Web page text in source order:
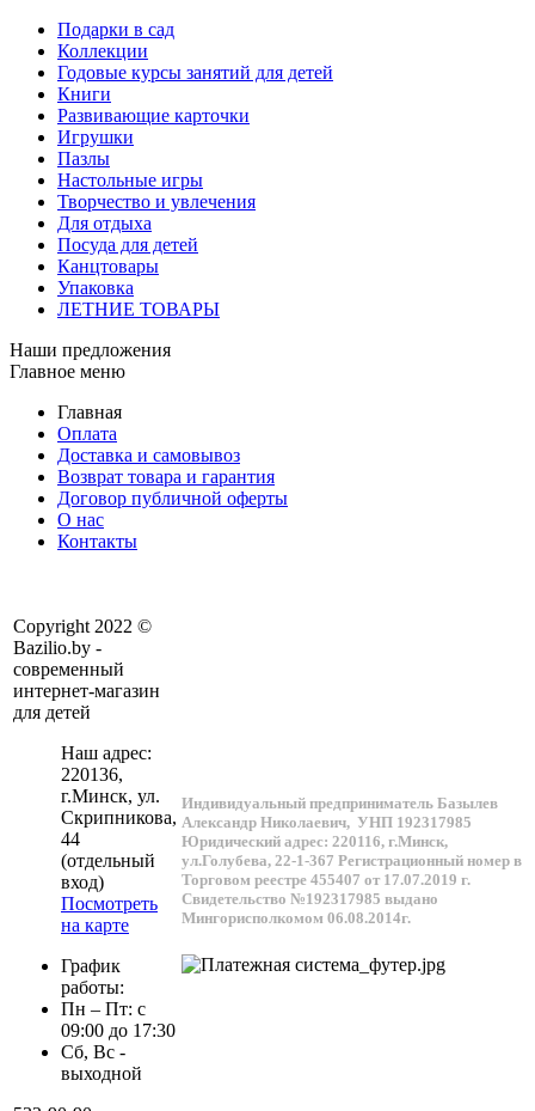
Подарки в сад
Коллекции
Годовые курсы занятий для детей
Книги
Развивающие карточки
Игрушки
Пазлы
Настольные игры
Творчество и увлечения
Для отдыха
Посуда для детей
Канцтовары
Упаковка
ЛЕТНИЕ ТОВАРЫ
Наши предложения
Главное меню
Главная
Оплата
Доставка и самовывоз
Возврат товара и гарантия
Договор публичной оферты
О нас
Контакты
Copyright 2022 ©
Bazilio.by -
современный
интернет-магазин
для детей
Наш адрес:
220136,
г.Минск, ул.
Скрипникова,
44
(отдельный
вход)
Посмотреть
на карте
График
работы:
Пн – Пт: с
09:00 до 17:30
Сб, Вс -
выходной
Индивидуальный предприниматель Базылев
Александр Николаевич, УНП 192317985
Юридический адрес: 220116, г.Минск,
ул.Голубева, 22-1-367 Регистрационный номер в
Торговом реестре 455407 от 17.07.2019 г.
Свидетельство №192317985 выдано
Мингорисполкомом 06.08.2014г.